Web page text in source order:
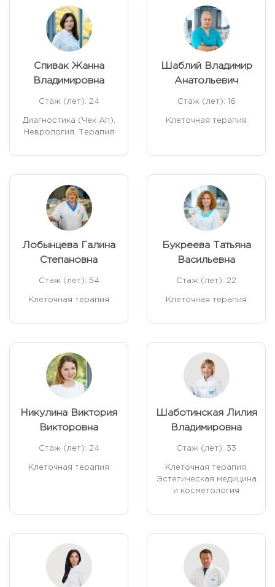
Спивак Жанна
Владимировна
Стаж (лет): 24
Диагностика (Чек Ап),
Неврология, Терапия
Шаблий Владимир
Анатольевич
Стаж (лет): 16
Клеточная терапия
Лобынцева Галина
Степановна
Стаж (лет): 54
Клеточная терапия
Букреева Татьяна
Васильевна
Стаж (лет): 22
Клеточная терапия
Никулина Виктория
Викторовна
Стаж (лет): 24
Клеточная терапия
Шаботинская Лилия
Владимировна
Стаж (лет): 33
Клеточная терапия,
Эстетическая медицина
и косметология